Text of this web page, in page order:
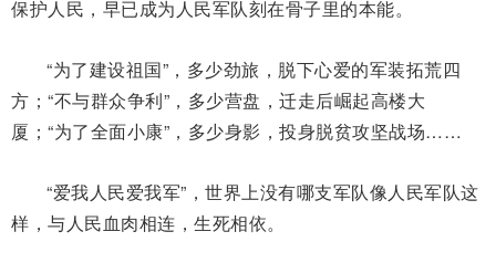
保护人民，早已成为人民军队刻在骨子里的本能。
“为了建设祖国”，多少劲旅，脱下心爱的军装拓荒四
方；“不与群众争利”，多少营盘，迁走后崛起高楼大
厦；“为了全面小康”，多少身影，投身脱贫攻坚战场……
“爱我人民爱我军”，世界上没有哪支军队像人民军队这
样，与人民血肉相连，生死相依。